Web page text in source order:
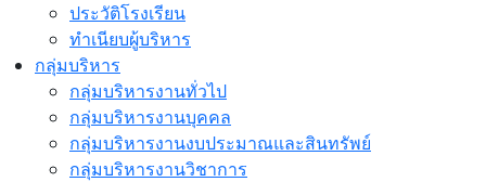
ประวัติโรงเรียน
ทำเนียบผู้บริหาร
กลุ่มบริหาร
กลุ่มบริหารงานทั่วไป
กลุ่มบริหารงานบุคคล
กลุ่มบริหารงานงบประมาณและสินทรัพย์
กลุ่มบริหารงานวิชาการ